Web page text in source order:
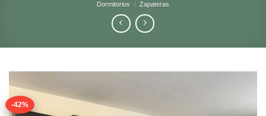
Dormitorios / Zapateras
-42%